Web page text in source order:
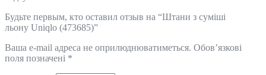
Будьте первым, кто оставил отзыв на “Штани з суміші
льону Uniqlo (473685)”
Ваша e-mail адреса не оприлюднюватиметься. Обов’язкові
поля позначені *